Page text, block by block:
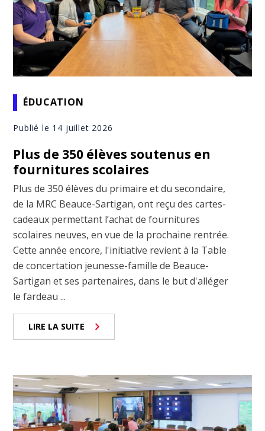
ÉDUCATION
Publié le 14 juillet 2026
Plus de 350 élèves soutenus en
fournitures scolaires
Plus de 350 élèves du primaire et du secondaire,
de la MRC Beauce-Sartigan, ont reçu des cartes-
cadeaux permettant l’achat de fournitures
scolaires neuves, en vue de la prochaine rentrée.
Cette année encore, l'initiative revient à la Table
de concertation jeunesse-famille de Beauce-
Sartigan et ses partenaires, dans le but d'alléger
le fardeau ...
LIRE LA SUITE